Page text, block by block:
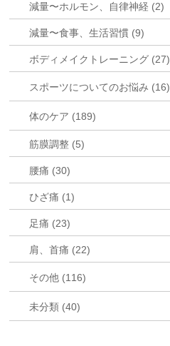
減量〜ホルモン、自律神経 (2)
減量〜食事、生活習慣 (9)
ボディメイクトレーニング (27)
スポーツについてのお悩み (16)
体のケア (189)
筋膜調整 (5)
腰痛 (30)
ひざ痛 (1)
足痛 (23)
肩、首痛 (22)
その他 (116)
未分類 (40)